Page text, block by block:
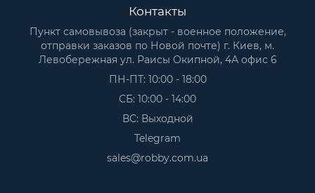
Контакты
Пункт самовывоза (закрыт - военное положение,
отправки заказов по Новой почте) г. Киев, м.
Левобережная ул. Раисы Окипной, 4А офис 6
ПН-ПТ: 10:00 - 18:00
СБ: 10:00 - 14:00
ВС: Выходной
Telegram
sales@robby.com.ua